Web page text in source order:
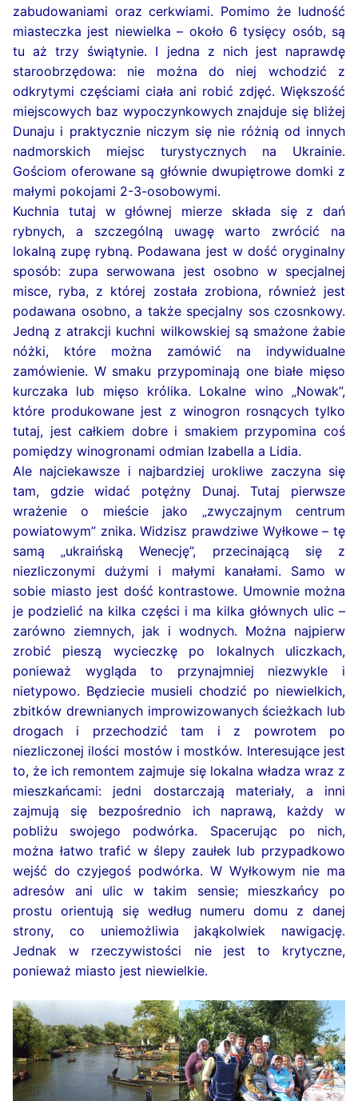
zabudowaniami oraz cerkwiami. Pomimo że ludność
miasteczka jest niewielka – około 6 tysięcy osób, są
tu aż trzy świątynie. I jedna z nich jest naprawdę
staroobrzędowa: nie można do niej wchodzić z
odkrytymi częściami ciała ani robić zdjęć. Większość
miejscowych baz wypoczynkowych znajduje się bliżej
Dunaju i praktycznie niczym się nie różnią od innych
nadmorskich miejsc turystycznych na Ukrainie.
Gościom oferowane są głównie dwupiętrowe domki z
małymi pokojami 2-3-osobowymi.
Kuchnia tutaj w głównej mierze składa się z dań
rybnych, a szczególną uwagę warto zwrócić na
lokalną zupę rybną. Podawana jest w dość oryginalny
sposób: zupa serwowana jest osobno w specjalnej
misce, ryba, z której została zrobiona, również jest
podawana osobno, a także specjalny sos czosnkowy.
Jedną z atrakcji kuchni wilkowskiej są smażone żabie
nóżki, które można zamówić na indywidualne
zamówienie. W smaku przypominają one białe mięso
kurczaka lub mięso królika. Lokalne wino „Nowak”,
które produkowane jest z winogron rosnących tylko
tutaj, jest całkiem dobre i smakiem przypomina coś
pomiędzy winogronami odmian Izabella a Lidia.
Ale najciekawsze i najbardziej urokliwe zaczyna się
tam, gdzie widać potężny Dunaj. Tutaj pierwsze
wrażenie o mieście jako „zwyczajnym centrum
powiatowym” znika. Widzisz prawdziwe Wyłkowe – tę
samą „ukraińską Wenecję”, przecinającą się z
niezliczonymi dużymi i małymi kanałami. Samo w
sobie miasto jest dość kontrastowe. Umownie można
je podzielić na kilka części i ma kilka głównych ulic –
zarówno ziemnych, jak i wodnych. Można najpierw
zrobić pieszą wycieczkę po lokalnych uliczkach,
ponieważ wygląda to przynajmniej niezwykle i
nietypowo. Będziecie musieli chodzić po niewielkich,
zbitków drewnianych improwizowanych ścieżkach lub
drogach i przechodzić tam i z powrotem po
niezliczonej ilości mostów i mostków. Interesujące jest
to, że ich remontem zajmuje się lokalna władza wraz z
mieszkańcami: jedni dostarczają materiały, a inni
zajmują się bezpośrednio ich naprawą, każdy w
pobliżu swojego podwórka. Spacerując po nich,
można łatwo trafić w ślepy zaułek lub przypadkowo
wejść do czyjegoś podwórka. W Wyłkowym nie ma
adresów ani ulic w takim sensie; mieszkańcy po
prostu orientują się według numeru domu z danej
strony, co uniemożliwia jakąkolwiek nawigację.
Jednak w rzeczywistości nie jest to krytyczne,
ponieważ miasto jest niewielkie.